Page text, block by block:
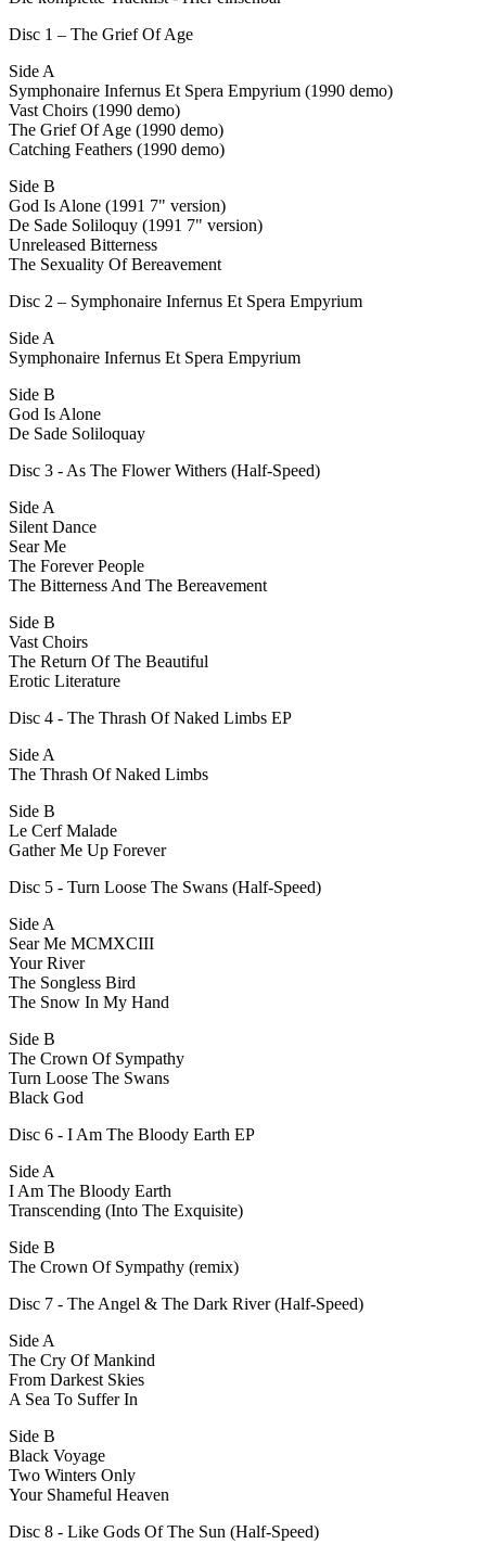
Disc 1 – The Grief Of Age
Side A
Symphonaire Infernus Et Spera Empyrium (1990 demo)
Vast Choirs (1990 demo)
The Grief Of Age (1990 demo)
Catching Feathers (1990 demo)
Side B
God Is Alone (1991 7" version)
De Sade Soliloquy (1991 7" version)
Unreleased Bitterness
The Sexuality Of Bereavement
Disc 2 – Symphonaire Infernus Et Spera Empyrium
Side A
Symphonaire Infernus Et Spera Empyrium
Side B
God Is Alone
De Sade Soliloquay
Disc 3 - As The Flower Withers (Half-Speed)
Side A
Silent Dance
Sear Me
The Forever People
The Bitterness And The Bereavement
Side B
Vast Choirs
The Return Of The Beautiful
Erotic Literature
Disc 4 - The Thrash Of Naked Limbs EP
Side A
The Thrash Of Naked Limbs
Side B
Le Cerf Malade
Gather Me Up Forever
Disc 5 - Turn Loose The Swans (Half-Speed)
Side A
Sear Me MCMXCIII
Your River
The Songless Bird
The Snow In My Hand
Side B
The Crown Of Sympathy
Turn Loose The Swans
Black God
Disc 6 - I Am The Bloody Earth EP
Side A
I Am The Bloody Earth
Transcending (Into The Exquisite)
Side B
The Crown Of Sympathy (remix)
Disc 7 - The Angel & The Dark River (Half-Speed)
Side A
The Cry Of Mankind
From Darkest Skies
A Sea To Suffer In
Side B
Black Voyage
Two Winters Only
Your Shameful Heaven
Disc 8 - Like Gods Of The Sun (Half-Speed)